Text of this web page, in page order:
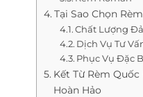
Tại Sao Chọn
Chất Lượng
Dịch Vụ Tư
Phục Vụ Đặc
Kết Từ Rèm
Hoàn Hảo